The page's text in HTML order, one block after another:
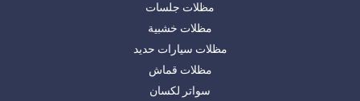
مظلات جلسات
مظلات خشبية
مظلات سيارات حديد
مظلات قماش
سواتر لكسان